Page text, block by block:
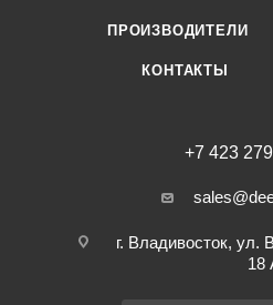
ПРОИЗВОДИТЕЛИ
КОНТАКТЫ
+7 423
г. Владивосток, ул.
18